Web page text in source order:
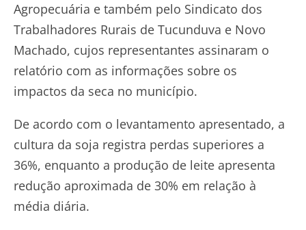
Agropecuária e também pelo Sindicato dos
Trabalhadores Rurais de Tucunduva e Novo
Machado, cujos representantes assinaram o
relatório com as informações sobre os
impactos da seca no município.
De acordo com o levantamento apresentado, a
cultura da soja registra perdas superiores a
36%, enquanto a produção de leite apresenta
redução aproximada de 30% em relação à
média diária.